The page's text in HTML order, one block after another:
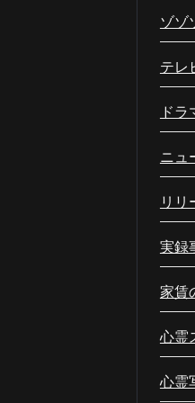
ゾゾ
テレ
ドラ
ニュ
リリ
実録
家賃
心霊
心霊